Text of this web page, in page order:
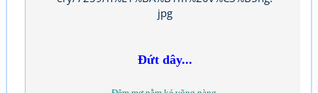
Đứt dây...